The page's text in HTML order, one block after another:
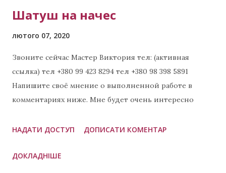
Шатуш на начес
лютого 07, 2020
Звоните сейчас Мастер Виктория тел: (активная
ссылка) тел +380 99 423 8294 тел +380 98 398 5891
Напишите своё мнение о выполненной работе в
комментариях ниже. Мне будет очень интересно
выполненных работ: Окрашивание волос в блонд
пшеничном блонде
НАДАТИ ДОСТУП ДОПИСАТИ КОМЕНТАР
ДОКЛАДНІШЕ